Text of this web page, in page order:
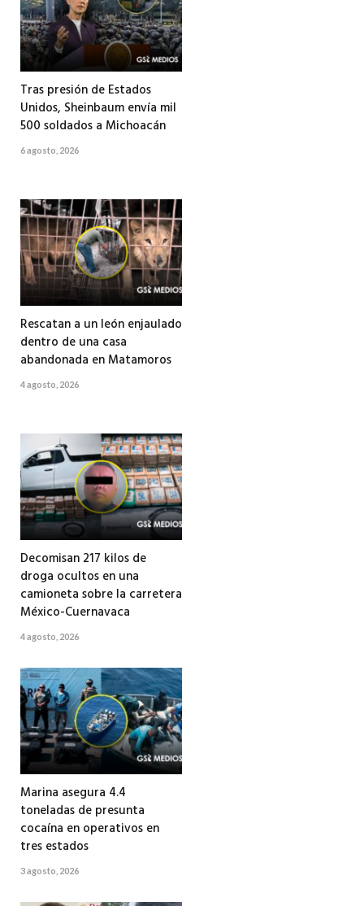
Tras presión de Estados
Unidos, Sheinbaum envía mil
500 soldados a Michoacán
6 agosto, 2026
Rescatan a un león enjaulado
dentro de una casa
abandonada en Matamoros
4 agosto, 2026
Decomisan 217 kilos de
droga ocultos en una
camioneta sobre la carretera
México-Cuernavaca
4 agosto, 2026
Marina asegura 4.4
toneladas de presunta
cocaína en operativos en
tres estados
3 agosto, 2026